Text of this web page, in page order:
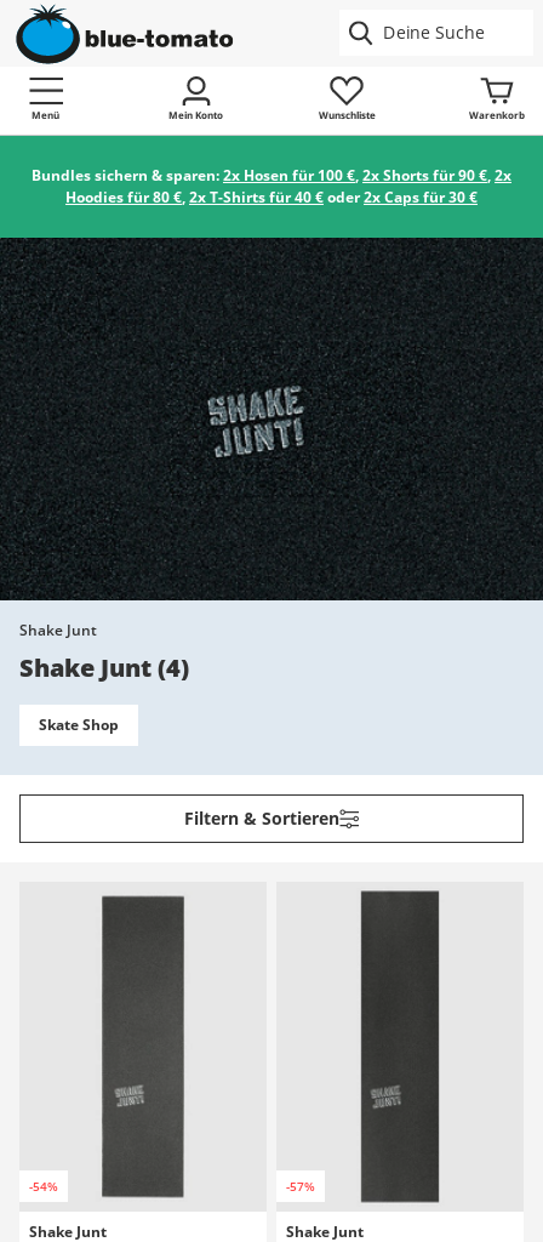
Menü Mein Konto Wunschliste Warenkorb
Bundles sichern & sparen:2x Hosen für 100 €,2x Shorts für 90 €,2x
Hoodies für 80 €,2x T-Shirts für 40 €oder2x Caps für 30 €
Shake Junt
Shake Junt(4)
Skate Shop
Filtern & Sortieren
-54%
Shake Junt
-57%
Shake Junt